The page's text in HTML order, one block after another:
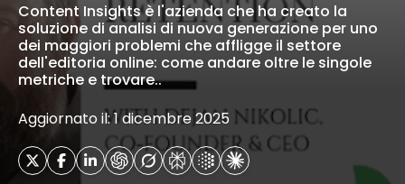
Content Insights è l'azienda che ha creato la
soluzione di analisi di nuova generazione per uno
dei maggiori problemi che affligge il settore
dell'editoria online: come andare oltre le singole
metriche e trovare..
Aggiornato il: 1 dicembre 2025